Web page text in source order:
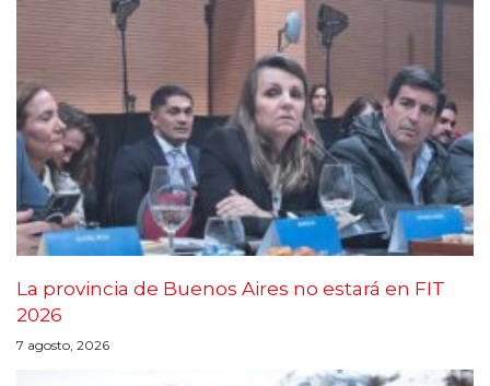
La provincia de Buenos Aires no estará en FIT
2026
7 agosto, 2026